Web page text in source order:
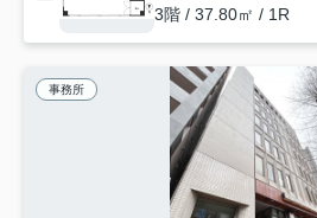
3階 / 37.80㎡ / 1R
事務所